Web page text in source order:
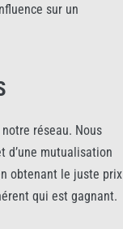
sur un
réseau. Nous
d’une mutualisation
obtenant le juste prix
qui est gagnant.